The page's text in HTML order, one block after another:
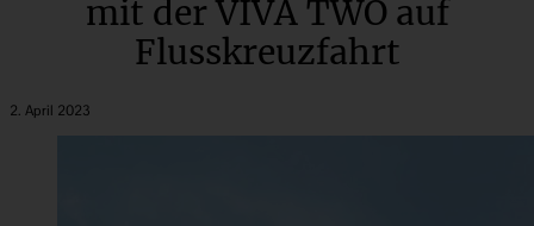
mit der VIVA TWO auf
Flusskreuzfahrt
2. April 2023